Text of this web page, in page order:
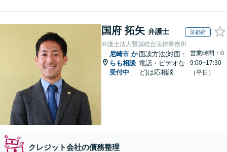
国府 拓矢 弁護士 京都府
弁護士法人賢誠総合法律事務所
尼崎市 か
らも相談
受付中
面談方法(対面・
電話・ビデオな
ど)は応相談
営業時間：0
9:00~17:30
（平日）
クレジット会社の債務整理